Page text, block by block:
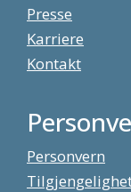
Presse
Karriere
Kontakt
Personvern